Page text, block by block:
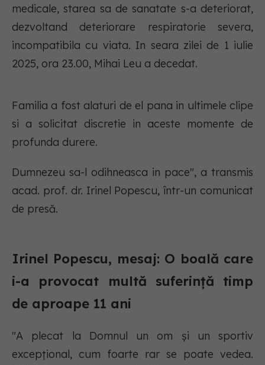
medicale, starea sa de sanatate s-a deteriorat,
dezvoltand deteriorare respiratorie severa,
incompatibila cu viata. In seara zilei de 1 iulie
2025, ora 23.00, Mihai Leu a decedat.
Familia a fost alaturi de el pana in ultimele clipe
si a solicitat discretie in aceste momente de
profunda durere.
Dumnezeu sa-l odihneasca in pace", a transmis
acad. prof. dr. Irinel Popescu, într-un comunicat
de presă.
Irinel Popescu, mesaj: O boală care
i-a provocat multă suferință timp
de aproape 11 ani
"A plecat la Domnul un om și un sportiv
excepțional, cum foarte rar se poate vedea.